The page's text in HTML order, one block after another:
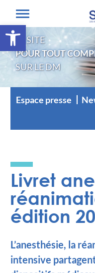
Ouvrir la
LE SITE
POUR TOUT
SUR LE DM
Espace presse
Livret
édition
L’anesthésie, la
intensive